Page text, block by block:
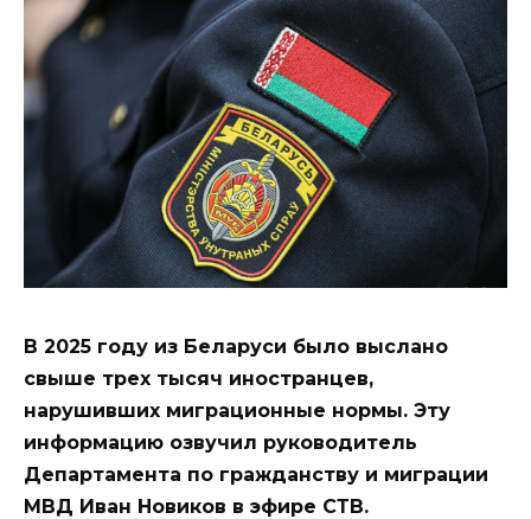
В 2025 году из Беларуси было выслано
свыше трех тысяч иностранцев,
нарушивших миграционные нормы. Эту
информацию озвучил руководитель
Департамента по гражданству и миграции
МВД Иван Новиков в эфире СТВ.